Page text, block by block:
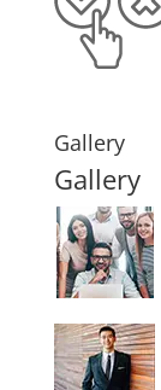
Gallery
Gallery